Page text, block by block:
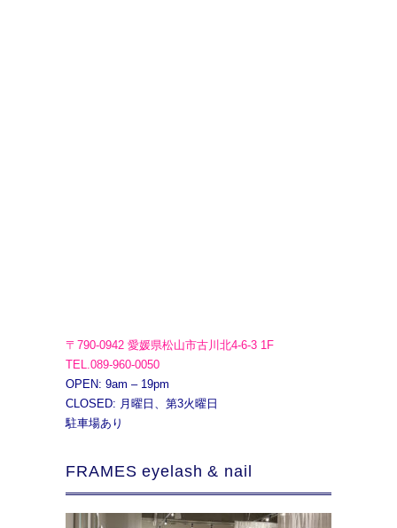
〒790-0942 愛媛県松山市古川北4-6-3 1F
TEL.089-960-0050
OPEN: 9am – 19pm
CLOSED: 月曜日、第3火曜日
駐車場あり
FRAMES eyelash & nail